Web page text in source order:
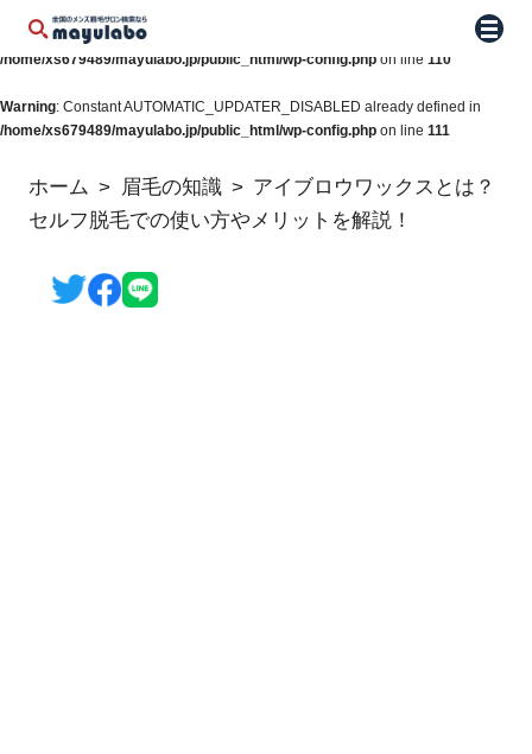
Warning: Constant WP_AUTO_UPDATE_CORE already defined in
/home/xs679489/mayulabo.jp/public_html/wp-config.php on line 110
Warning: Constant AUTOMATIC_UPDATER_DISABLED already defined in
/home/xs679489/mayulabo.jp/public_html/wp-config.php on line 111
メニ
ホーム 眉毛の知識
アイブロウワックスとは？
セルフ脱毛での使い方やメリットを解説！